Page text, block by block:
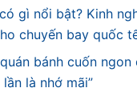
gì nổi bật? Kinh
chuyến bay quốc
bánh cuốn ngon
lần là nhớ mãi”